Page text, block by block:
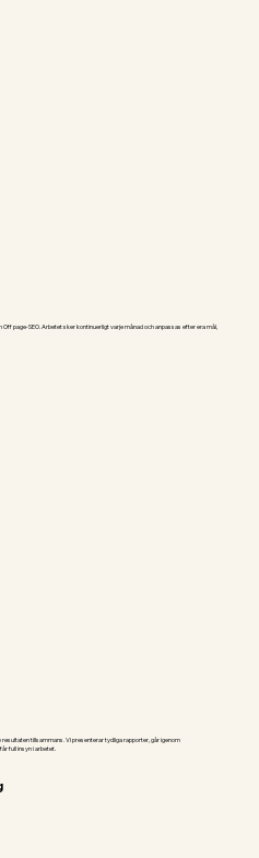
Off page-SEO. Arbetet sker kontinuerligt varje månad och anpassas efter era mål,
tillsammans. Vi presenterar tydliga rapporter, går igenom
full insyn i arbetet.